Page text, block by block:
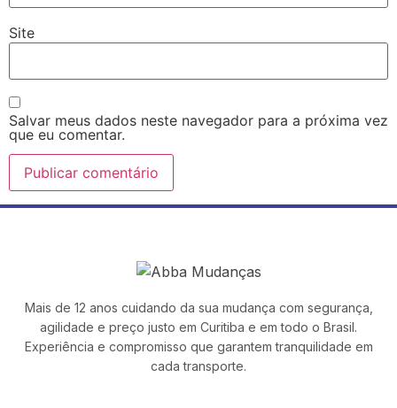
Site
Salvar meus dados neste navegador para a próxima vez
que eu comentar.
Mais de 12 anos cuidando da sua mudança com segurança,
agilidade e preço justo em Curitiba e em todo o Brasil.
Experiência e compromisso que garantem tranquilidade em
cada transporte.